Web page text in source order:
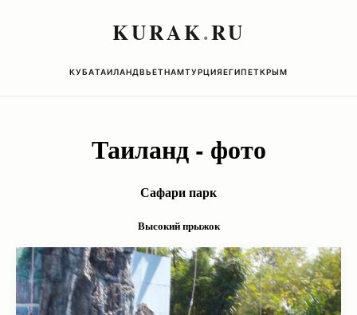
KURAK.RU
КУБАТАИЛАНДВЬЕТНАМТУРЦИЯЕГИПЕТКРЫМ
Таиланд - фото
Сафари парк
Высокий прыжок